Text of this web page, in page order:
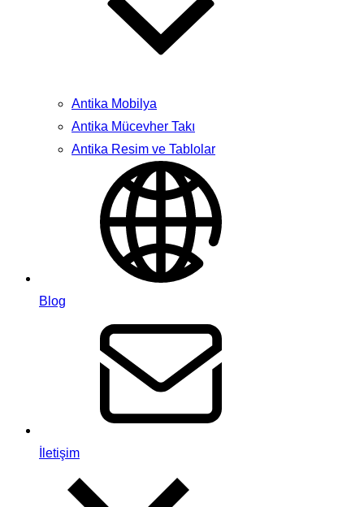
Antika Mobilya
Antika Mücevher Takı
Antika Resim ve Tablolar
Blog
İletişim